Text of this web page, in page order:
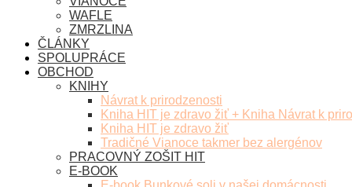
WAFLE
ZMRZLINA
ČLÁNKY
SPOLUPRÁCE
OBCHOD
KNIHY
Návrat k prirodzenosti
Kniha HIT je zdravo žiť + Kniha Návrat k
Kniha HIT je zdravo žiť
Tradičné Vianoce takmer bez alergénov
PRACOVNÝ ZOŠIT HIT
E-BOOK